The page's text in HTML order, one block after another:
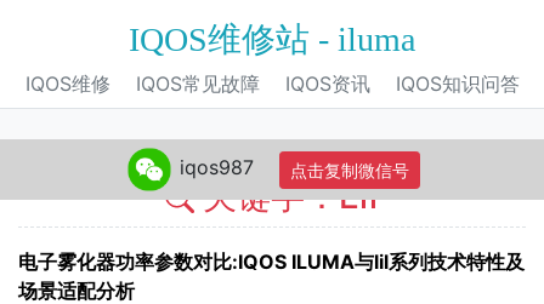
IQOS维修站 - iluma
IQOS维修 IQOS常见故障 IQOS资讯 IQOS知识问答
关键字：Elf
电子雾化器功率参数对比:IQOS ILUMA与lil系列技术特性及
场景适配分析
iqos987 点击复制微信号